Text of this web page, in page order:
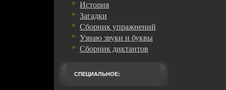
История
Загадки
Сборник упражнений
Узнаю звуки и буквы
Сборник диктантов
СПЕЦИАЛЬНОЕ: